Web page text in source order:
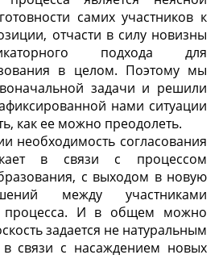
самих участников к
отчасти в силу новизны
подхода для
в целом. Поэтому мы
задачи и решили
нами ситуации
как ее можно преодолеть.
необходимость согласования
в связи с процессом
с выходом в новую
между участниками
процесса. И в общем можно
задается не натуральным
связи с насаждением новых